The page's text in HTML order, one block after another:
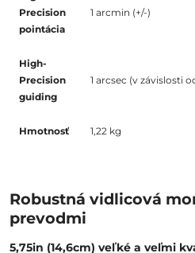
Precision
pointácia
1 arcmin (+/-)
High-
Precision
guiding
1 arcsec (v závislosti
Hmotnosť 1,22 kg
Robustná vidlicová
prevodmi
5,75in (14,6cm) veľké a veľmi